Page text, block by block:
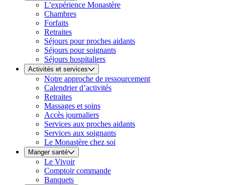
L’expérience Monastère
Chambres
Forfaits
Retraites
Séjours pour proches aidants
Séjours pour soignants
Séjours hospitaliers
Activités et services
Notre approche de ressourcement
Calendrier d’activités
Retraites
Massages et soins
Accès journaliers
Services aux proches aidants
Services aux soignants
Le Monastère chez soi
Manger santé
Le Vivoir
Comptoir commande
Banquets